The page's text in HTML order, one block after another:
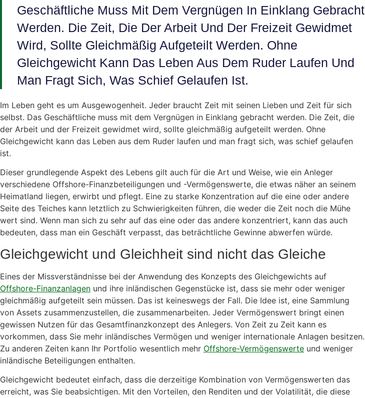
Geschäftliche Muss Mit Dem Vergnügen In Einklang Gebracht
Werden. Die Zeit, Die Der Arbeit Und Der Freizeit Gewidmet
Wird, Sollte Gleichmäßig Aufgeteilt Werden. Ohne
Gleichgewicht Kann Das Leben Aus Dem Ruder Laufen Und
Man Fragt Sich, Was Schief Gelaufen Ist.
Im Leben geht es um Ausgewogenheit. Jeder braucht Zeit mit seinen Lieben und Zeit für sich
selbst. Das Geschäftliche muss mit dem Vergnügen in Einklang gebracht werden. Die Zeit, die
der Arbeit und der Freizeit gewidmet wird, sollte gleichmäßig aufgeteilt werden. Ohne
Gleichgewicht kann das Leben aus dem Ruder laufen und man fragt sich, was schief gelaufen
ist.
Dieser grundlegende Aspekt des Lebens gilt auch für die Art und Weise, wie ein Anleger
verschiedene Offshore-Finanzbeteiligungen und -Vermögenswerte, die etwas näher an seinem
Heimatland liegen, erwirbt und pflegt. Eine zu starke Konzentration auf die eine oder andere
Seite des Teiches kann letztlich zu Schwierigkeiten führen, die weder die Zeit noch die Mühe
wert sind. Wenn man sich zu sehr auf das eine oder das andere konzentriert, kann das auch
bedeuten, dass man ein Geschäft verpasst, das beträchtliche Gewinne abwerfen würde.
Gleichgewicht und Gleichheit sind nicht das Gleiche
Eines der Missverständnisse bei der Anwendung des Konzepts des Gleichgewichts auf
Offshore-Finanzanlagen und ihre inländischen Gegenstücke ist, dass sie mehr oder weniger
gleichmäßig aufgeteilt sein müssen. Das ist keineswegs der Fall. Die Idee ist, eine Sammlung
von Assets zusammenzustellen, die zusammenarbeiten. Jeder Vermögenswert bringt einen
gewissen Nutzen für das Gesamtfinanzkonzept des Anlegers. Von Zeit zu Zeit kann es
vorkommen, dass Sie mehr inländisches Vermögen und weniger internationale Anlagen besitzen.
Zu anderen Zeiten kann Ihr Portfolio wesentlich mehr Offshore-Vermögenswerte und weniger
inländische Beteiligungen enthalten.
Gleichgewicht bedeutet einfach, dass die derzeitige Kombination von Vermögenswerten das
erreicht, was Sie beabsichtigen. Mit den Vorteilen, den Renditen und der Volatilität, die diese